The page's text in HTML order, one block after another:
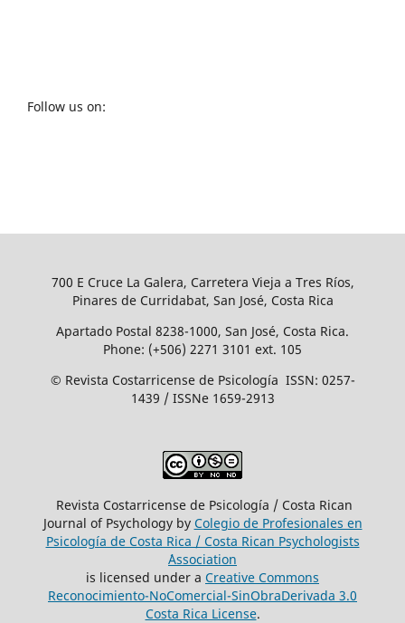
Follow us on:
700 E Cruce La Galera, Carretera Vieja a Tres Ríos,
Pinares de Curridabat, San José, Costa Rica
Apartado Postal 8238-1000, San José, Costa Rica.
Phone: (+506) 2271 3101 ext. 105
© Revista Costarricense de Psicología ISSN: 0257-
1439 / ISSNe 1659-2913
Revista Costarricense de Psicología / Costa Rican
Journal of Psychology by Colegio de Profesionales en
Psicología de Costa Rica / Costa Rican Psychologists
´Association
is licensed under a Creative Commons
Reconocimiento-NoComercial-SinObraDerivada 3.0
Costa Rica License.